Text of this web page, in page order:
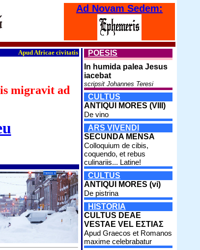
Ad Novam Sedem:
Apud Africae civitatis Burkina Faso fines orientales
migravit ad
POESIS
In humida palea Jesus
iacebat
scripsit Johannes Teresi
CULTUS
ANTIQUI MORES (VIII)
De vino
ARS VIVENDI
SECUNDA MENSA
Colloquium de cibis,
coquendo, et rebus
culinariis... Latine!
CULTUS
ANTIQUI MORES (vi)
De pistrina
HISTORIA
CULTUS DEAE
VESTAE VEL ΕΣΤΙΑΣ
Apud Graecos et Romanos
maxime celebrabatur